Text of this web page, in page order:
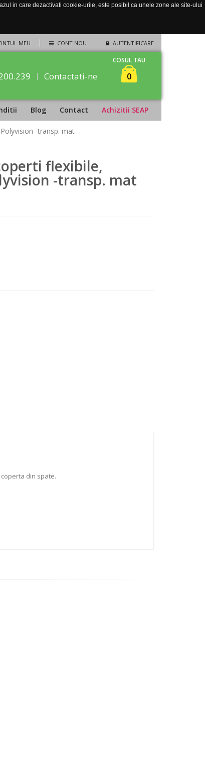
in care dezactivati cookie-urile, este posibil ca unele zone ale site-ului
MEU CONT NOU AUTENTIFICARE
Contactati-ne
COSUL TAU
0
Blog Contact Achizitii SEAP
-transp. mat
flexibile,
-transp. mat
din spate.